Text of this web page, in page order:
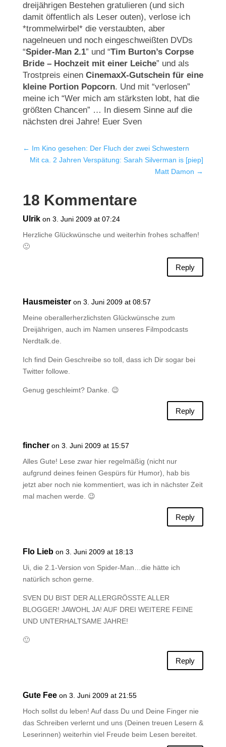
dreijährigen Bestehen gratulieren (und sich
damit öffentlich als Leser outen), verlose ich
*trommelwirbel* die verstaubten, aber
nagelneuen und noch eingeschweißten DVDs
“Spider-Man 2.1” und “Tim Burton’s Corpse
Bride – Hochzeit mit einer Leiche” und als
Trostpreis einen CinemaxX-Gutschein für eine
kleine Portion Popcorn. Und mit “verlosen”
meine ich “Wer mich am stärksten lobt, hat die
größten Chancen” … In diesem Sinne auf die
nächsten drei Jahre! Euer Sven
← Im Kino gesehen: Der Fluch der zwei Schwestern
Mit ca. 2 Jahren Verspätung: Sarah Silverman is [piep]
Matt Damon →
18 Kommentare
Ulrik on 3. Juni 2009 at 07:24
Herzliche Glückwünsche und weiterhin frohes schaffen!
🙂
Reply
Hausmeister on 3. Juni 2009 at 08:57
Meine oberallerherzlichsten Glückwünsche zum
Dreijährigen, auch im Namen unseres Filmpodcasts
Nerdtalk.de.
Ich find Dein Geschreibe so toll, dass ich Dir sogar bei
Twitter followe.
Genug geschleimt? Danke. 😉
Reply
fincher on 3. Juni 2009 at 15:57
Alles Gute! Lese zwar hier regelmäßig (nicht nur
aufgrund deines feinen Gespürs für Humor), hab bis
jetzt aber noch nie kommentiert, was ich in nächster Zeit
mal machen werde. 😉
Reply
Flo Lieb on 3. Juni 2009 at 18:13
Ui, die 2.1-Version von Spider-Man…die hätte ich
natürlich schon gerne.
SVEN DU BIST DER ALLERGRÖSSTE ALLER
BLOGGER! JAWOHL JA! AUF DREI WEITERE FEINE
UND UNTERHALTSAME JAHRE!
🙂
Reply
Gute Fee on 3. Juni 2009 at 21:55
Hoch sollst du leben! Auf dass Du und Deine Finger nie
das Schreiben verlernt und uns (Deinen treuen Lesern &
Leserinnen) weiterhin viel Freude beim Lesen bereitet.